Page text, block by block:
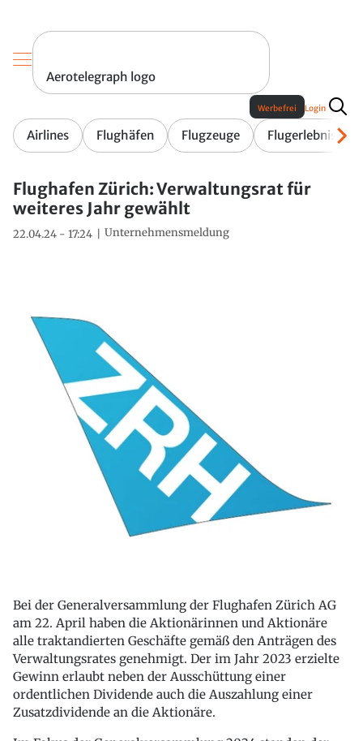
Aerotelegraph logo
Airlines Flughäfen Flugzeuge Flugerlebnis
Werbefrei Login
Flughafen Zürich: Verwaltungsrat für
weiteres Jahr gewählt
22.04.24 - 17:24 Unternehmensmeldung
Bei der Generalversammlung der Flughafen Zürich AG
am 22. April haben die Aktionärinnen und Aktionäre
alle traktandierten Geschäfte gemäß den Anträgen des
Verwaltungsrates genehmigt. Der im Jahr 2023 erzielte
Gewinn erlaubt neben der Ausschüttung einer
ordentlichen Dividende auch die Auszahlung einer
Zusatzdividende an die Aktionäre.